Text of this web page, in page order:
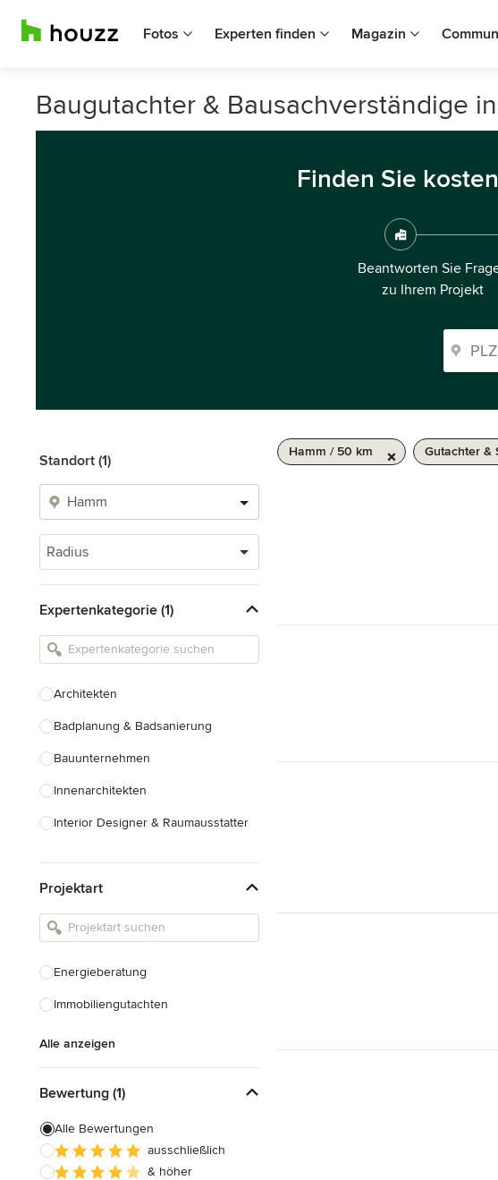
Fotos Experten finden Magazin
Baugutachter & Bausachverständige
Finden Sie
Beantworten Sie
zu Ihrem Projekt
Standort (1)
Radius
Expertenkategorie (1)
Architekten
Badplanung & Badsanierung
Bauunternehmen
Innenarchitekten
Interior Designer & Raumausstatter
Landschaftsarchitekten
Armaturen & Sanitärbedarf
Einbauschränke
Projektart
Energieberatung
Immobiliengutachten
Alle anzeigen
Bewertung (1)
Alle Bewertungen
ausschließlich
& höher
Hamm / 50 km Gutachter &